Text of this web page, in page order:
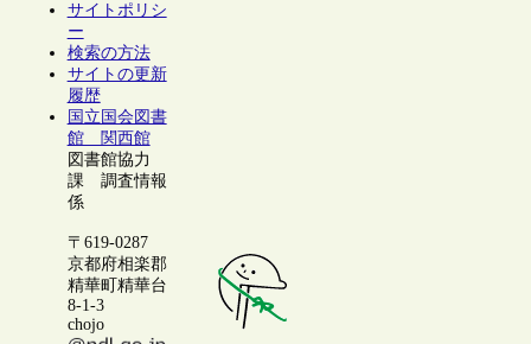
サイトポリシ
ー
検索の方法
サイトの更新
履歴
国立国会図書
館 関西館
図書館協力
課 調査情報
係
〒619-0287
京都府相楽郡
精華町精華台
8-1-3
chojo